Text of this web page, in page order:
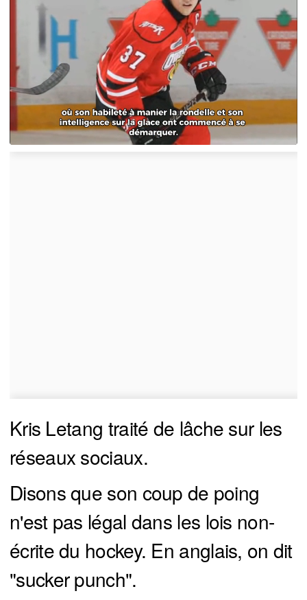
Kris Letang traité de lâche sur les
réseaux sociaux.
Disons que son coup de poing
n'est pas légal dans les lois non-
écrite du hockey. En anglais, on dit
"sucker punch".